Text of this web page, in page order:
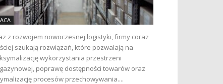
z rozwojem nowoczesnej logistyki, firmy coraz
szukają rozwiązań, które pozwalają na
wykorzystania przestrzeni
poprawę dostępności towarów oraz
procesów przechowywania....